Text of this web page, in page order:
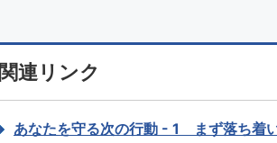
関連リンク
あなたを守る次の行動 - 1 まず落ち着